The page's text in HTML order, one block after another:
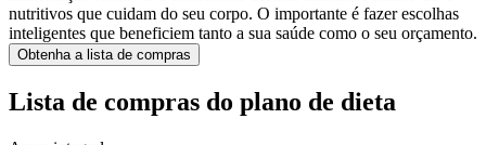
nutritivos que cuidam do seu corpo. O importante é fazer escolhas
inteligentes que beneficiem tanto a sua saúde como o seu orçamento.
Obtenha a lista de compras
Lista de compras do plano de dieta